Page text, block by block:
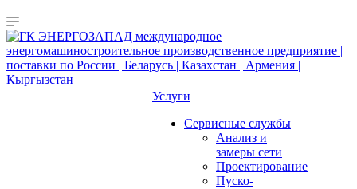
Услуги
Сервисные службы
Анализ и
замеры сети
Проектирование
Пуско-